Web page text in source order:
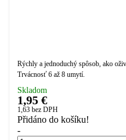
Rýchly a jednoduchý spôsob, ako
Trvácnosť 6 až 8 umytí.
Skladom
1,95 €
1,63 bez DPH
Přidáno do košíku!
-